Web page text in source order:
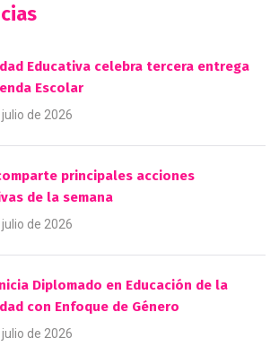
Educativa celebra tercera entrega
Escolar
de 2026
principales acciones
de la semana
de 2026
Diplomado en Educación de la
con Enfoque de Género
de 2026